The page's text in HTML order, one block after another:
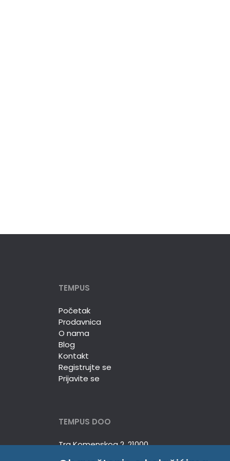
TEMPUS
Početak
Prodavnica
O nama
Blog
Kontakt
Registrujte se
Prijavite se
TEMPUS DOO
Trg Komenskog 2, 21000